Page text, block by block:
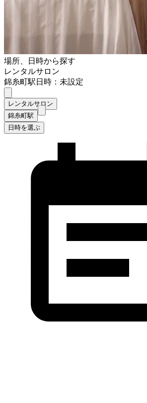
場所、日時から探す
レンタルサロン
錦糸町駅日時：未設定
レンタルサロン
錦糸町駅
日時を選ぶ